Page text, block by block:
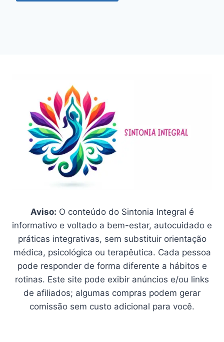
Aviso: O conteúdo do Sintonia Integral é
informativo e voltado a bem-estar, autocuidado e
práticas integrativas, sem substituir orientação
médica, psicológica ou terapêutica. Cada pessoa
pode responder de forma diferente a hábitos e
rotinas. Este site pode exibir anúncios e/ou links
de afiliados; algumas compras podem gerar
comissão sem custo adicional para você.